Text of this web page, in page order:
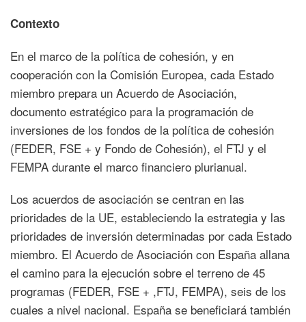
Contexto
En el marco de la política de cohesión, y en
cooperación con la Comisión Europea, cada Estado
miembro prepara un Acuerdo de Asociación,
documento estratégico para la programación de
inversiones de los fondos de la política de cohesión
(FEDER, FSE + y Fondo de Cohesión), el FTJ y el
FEMPA durante el marco financiero plurianual.
Los acuerdos de asociación se centran en las
prioridades de la UE, estableciendo la estrategia y las
prioridades de inversión determinadas por cada Estado
miembro. El Acuerdo de Asociación con España allana
el camino para la ejecución sobre el terreno de 45
programas (FEDER, FSE + ,FTJ, FEMPA), seis de los
cuales a nivel nacional. España se beneficiará también